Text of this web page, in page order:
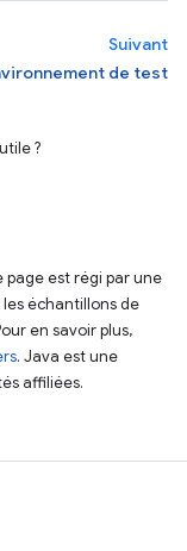
Suivant
de test
?
est régi par une
les échantillons de
en savoir plus,
. Java est une
affiliées.